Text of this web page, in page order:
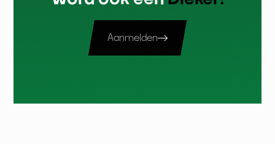
Aanmelden